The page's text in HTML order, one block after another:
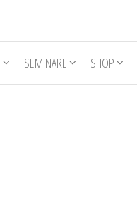
SEMINARE SHOP